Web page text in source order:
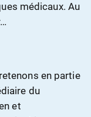
médicaux. Au
en partie
du
et